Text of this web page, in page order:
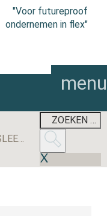
"Voor futureproof
ondernemen in flex"
menu
DEZE LEVERANCIERS SLEEPTEN DE MEESTE AANBESTEDINGEN BINNEN IN 2025